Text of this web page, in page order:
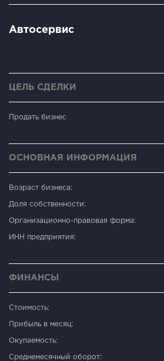
Автосервис
ЦЕЛЬ СДЕЛКИ
Продать бизнес
ОСНОВНАЯ ИНФОРМАЦИЯ
Возраст бизнеса:
Доля собственности:
Организационно-правовая форма:
ИНН предприятия:
ФИНАНСЫ
Стоимость:
Прибыль в месяц:
Окупаемость:
Среднемесячный оборот: